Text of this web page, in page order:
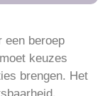
een beroep
keuzes
brengen. Het